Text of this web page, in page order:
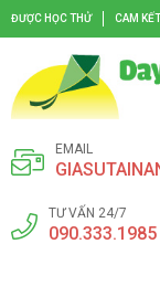
ĐƯỢC HỌC THỬ CAM
EMAIL
TƯ VẤN 24/7